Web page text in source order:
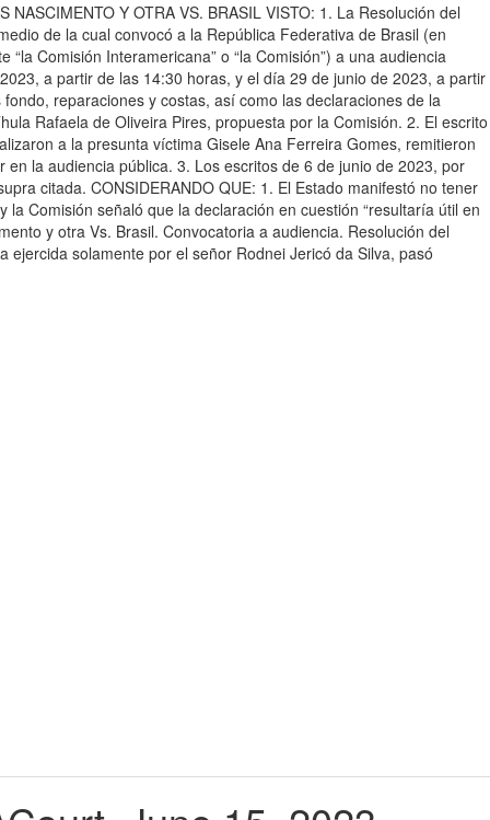
NASCIMENTO Y OTRA VS. BRASIL VISTO: 1. La Resolución del
de la cual convocó a la República Federativa de Brasil (en
Comisión Interamericana” o “la Comisión”) a una audiencia
a partir de las 14:30 horas, y el día 29 de junio de 2023, a partir
reparaciones y costas, así como las declaraciones de la
Rafaela de Oliveira Pires, propuesta por la Comisión. 2. El escrito
a la presunta víctima Gisele Ana Ferreira Gomes, remitieron
la audiencia pública. 3. Los escritos de 6 de junio de 2023, por
citada. CONSIDERANDO QUE: 1. El Estado manifestó no tener
Comisión señaló que la declaración en cuestión “resultaría útil en
y otra Vs. Brasil. Convocatoria a audiencia. Resolución del
solamente por el señor Rodnei Jericó da Silva, pasó